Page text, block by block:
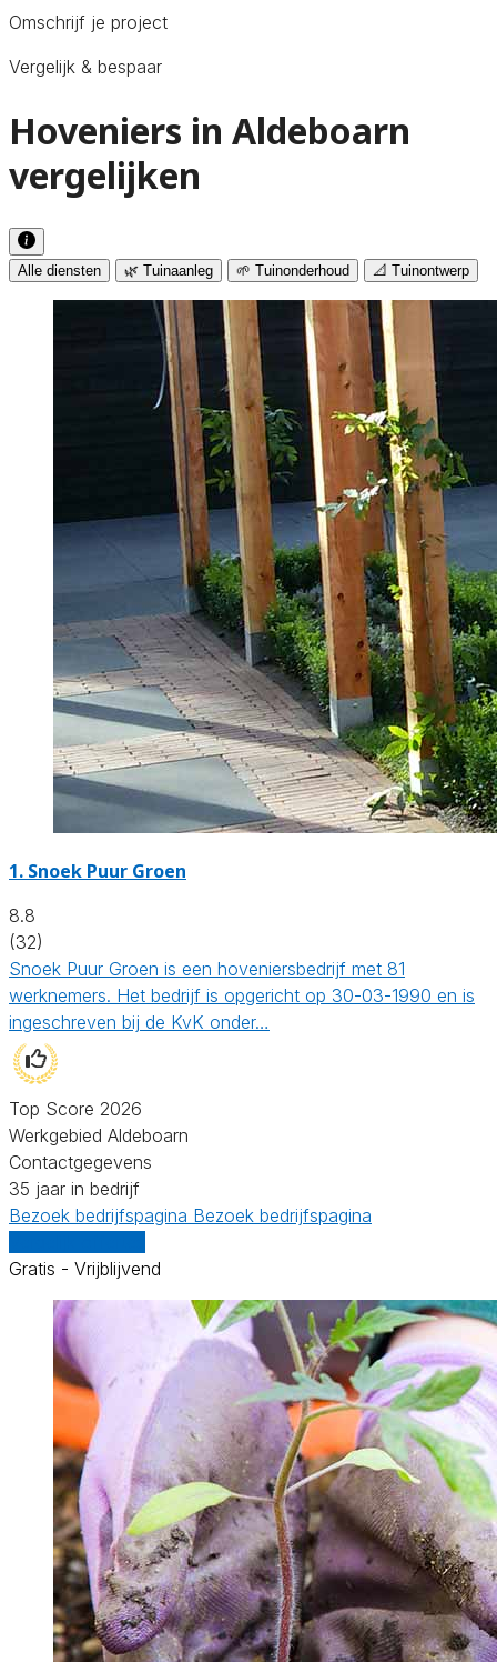
Omschrijf je project
Vergelijk & bespaar
Hoveniers in Aldeboarn
vergelijken
Alle diensten 🌿 Tuinaanleg 🌱 Tuinonderhoud 📐 Tuinontwerp
1. Snoek Puur Groen
8.8
(32)
Snoek Puur Groen is een hoveniersbedrijf met 81
werknemers. Het bedrijf is opgericht op 30-03-1990 en is
ingeschreven bij de KvK onder…
Top Score 2026
Werkgebied Aldeboarn
Contactgegevens
35 jaar in bedrijf
Bezoek bedrijfspagina Bezoek bedrijfspagina
Gratis - Vrijblijvend